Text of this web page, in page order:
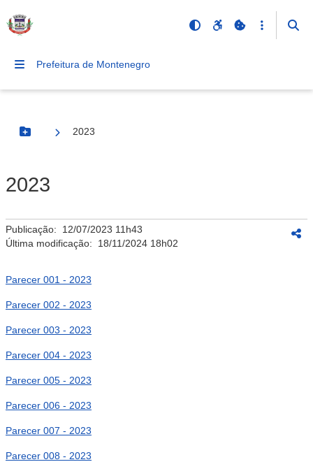
Prefeitura de Montenegro
Botão Menu
2023
2023
Publicação: 12/07/2023 11h43
Última modificação: 18/11/2024 18h02
Parecer 001 - 2023
Parecer 002 - 2023
Parecer 003 - 2023
Parecer 004 - 2023
Parecer 005 - 2023
Parecer 006 - 2023
Parecer 007 - 2023
Parecer 008 - 2023